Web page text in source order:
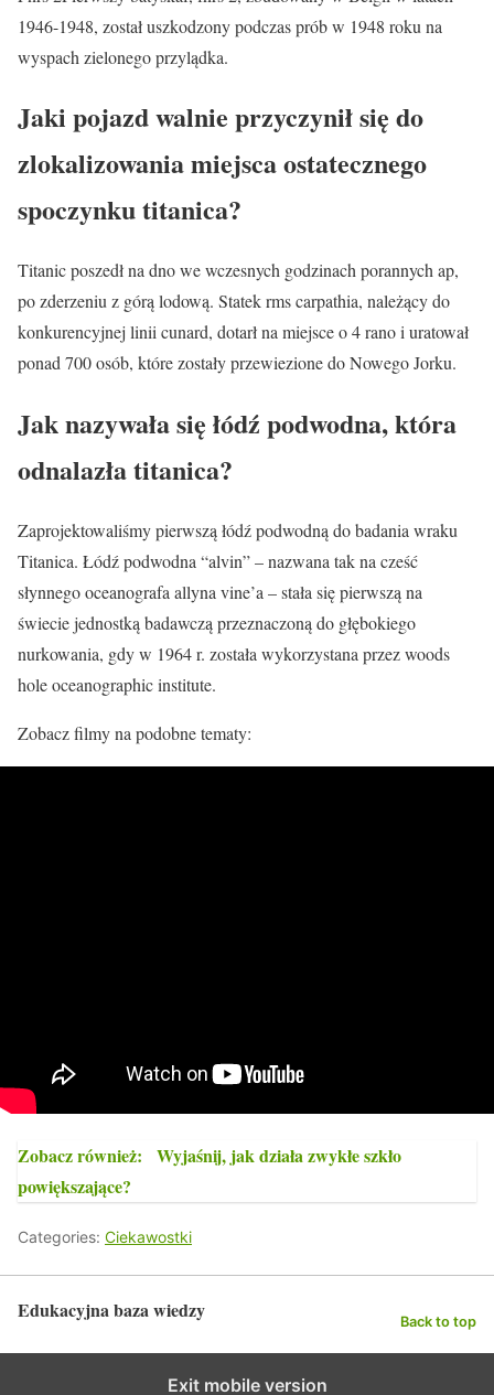
1946-1948, został uszkodzony podczas prób w 1948 roku na
wyspach zielonego przylądka.
Jaki pojazd walnie przyczynił się do
zlokalizowania miejsca ostatecznego
spoczynku titanica?
Titanic poszedł na dno we wczesnych godzinach porannych ap,
po zderzeniu z górą lodową. Statek rms carpathia, należący do
konkurencyjnej linii cunard, dotarł na miejsce o 4 rano i uratował
ponad 700 osób, które zostały przewiezione do Nowego Jorku.
Jak nazywała się łódź podwodna, która
odnalazła titanica?
Zaprojektowaliśmy pierwszą łódź podwodną do badania wraku
Titanica. Łódź podwodna “alvin” – nazwana tak na cześć
słynnego oceanografa allyna vine’a – stała się pierwszą na
świecie jednostką badawczą przeznaczoną do głębokiego
nurkowania, gdy w 1964 r. została wykorzystana przez woods
hole oceanographic institute.
Zobacz filmy na podobne tematy:
Zobacz również:
Wyjaśnij, jak działa zwykłe szkło
powiększające?
Categories: Ciekawostki
Edukacyjna baza wiedzy Back to top
Exit mobile version